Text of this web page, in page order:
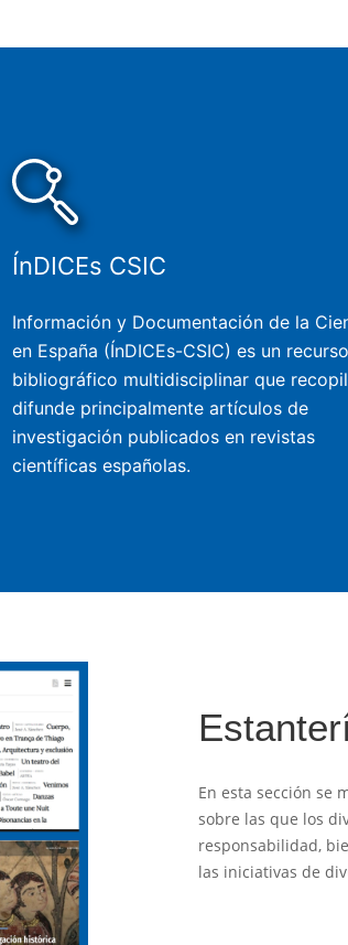
ÍnDICEs CSIC
Información y Documentación de la
en España (ÍnDICEs-CSIC) es un recurso
bibliográfico multidisciplinar que
difunde principalmente artículos de
investigación publicados en revistas
científicas españolas.
En esta sección se
sobre las que los
responsabilidad,
las iniciativas de